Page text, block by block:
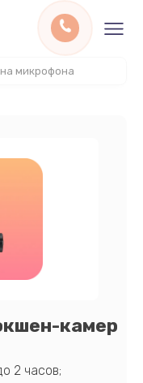
микрофона
камер
2 часов;